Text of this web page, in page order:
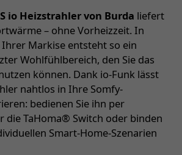
io Heizstrahler von Burda liefert
– ohne Vorheizzeit. In
Markise entsteht so ein
Wohlfühlbereich, den Sie das
können. Dank io-Funk lässt
nahtlos in Ihre Somfy-
bedienen Sie ihn per
die TaHoma® Switch oder binden
Smart-Home-Szenarien